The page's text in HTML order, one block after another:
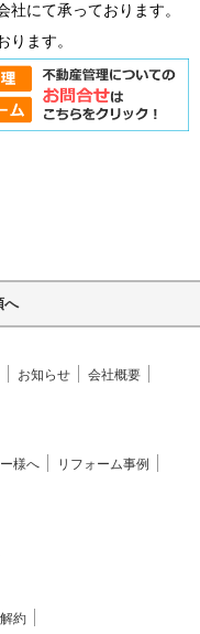
にて承っております。
ます。
へ
お知らせ
会社概要
様へ
リフォーム事例
約